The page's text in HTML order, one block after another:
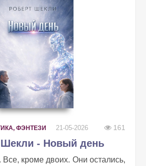
ФЭНТЕЗИ 21-05-2026 161
Шекли - Новый день
кроме двоих. Они остались,